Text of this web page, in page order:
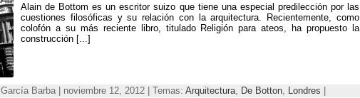
Alain de Bottom es un escritor suizo que tiene una especial predilección por las
cuestiones filosóficas y su relación con la arquitectura. Recientemente, como
colofón a su más reciente libro, titulado Religión para ateos, ha propuesto la
construcción [...]
Barba | noviembre 12, 2012 | Temas: Arquitectura De Botton Londres